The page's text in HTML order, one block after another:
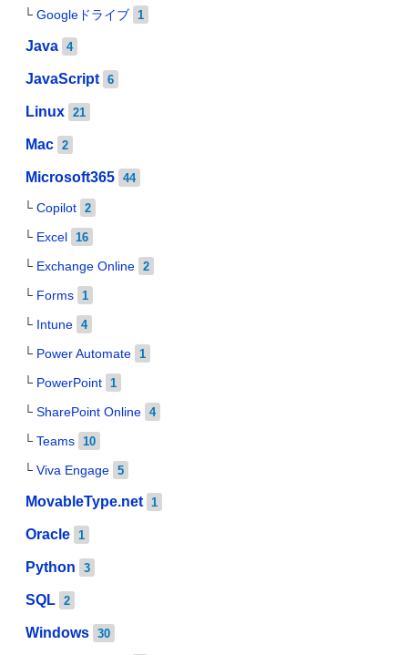
Googleドライブ 1
Java 4
JavaScript 6
Linux 21
Mac 2
Microsoft365 44
Copilot 2
Excel 16
Exchange Online 2
Forms 1
Intune 4
Power Automate 1
PowerPoint 1
SharePoint Online 4
Teams 10
Viva Engage 5
MovableType.net 1
Oracle 1
Python 3
SQL 2
Windows 30